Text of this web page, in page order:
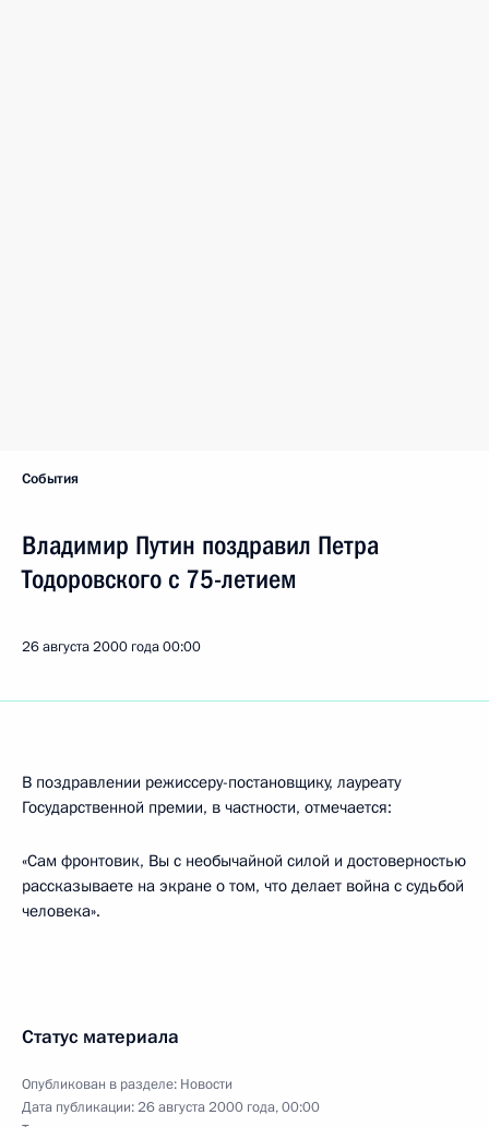
События
Владимир Путин поздравил Петра
Тодоровского с 75-летием
26 августа 2000 года00:00
В поздравлении режиссеру-постановщику, лауреату
Государственной премии, в частности, отмечается:
«Сам фронтовик, Вы с необычайной силой и достоверностью
рассказываете на экране о том, что делает война с судьбой
человека».
Статус материала
Опубликован в разделе: Новости
Дата публикации:26 августа 2000 года, 00:00